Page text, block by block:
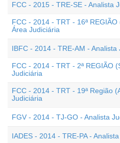
FCC - 2015 - TRE-SE - Analista
FCC - 2014 - TRT - 16ª
Área Judiciária
IBFC - 2014 - TRE-AM -
FCC - 2014 - TRT - 2ª REGIÃO
Judiciária
FCC - 2014 - TRT - 19ª Região
Judiciária
FGV - 2014 - TJ-GO - Analista
IADES - 2014 - TRE-PA -